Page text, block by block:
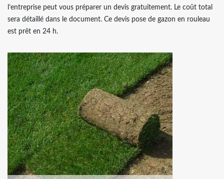
l’entreprise peut vous préparer un devis gratuitement. Le coût total
sera détaillé dans le document. Ce devis pose de gazon en rouleau
est prêt en 24 h.